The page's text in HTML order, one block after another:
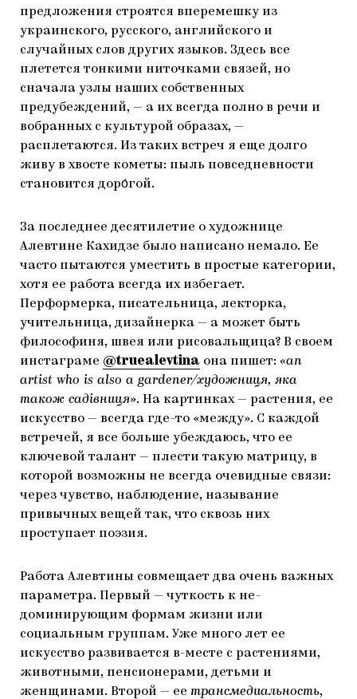
предложения строятся вперемешку из
украинского, русского, английского и
случайных слов других языков. Здесь все
плетется тонкими ниточками связей, но
сначала узлы наших собственных
предубеждений, — а их всегда полно в речи и
вобранных с культурой образах, —
расплетаются. Из таких встреч я еще долго
живу в хвосте кометы: пыль повседневности
становится доро́гой.
За последнее десятилетие о художнице
Алевтине Кахидзе было написано немало. Ее
часто пытаются уместить в простые категории,
хотя ее работа всегда их избегает.
Перформерка, писательница, лекторка,
учительница, дизайнерка — а может быть
философиня, швея или рисовальщица? В своем
инстаграме @truealevtina она пишет: «an
artist who is also a gardener/художниця, яка
також садівниця». На картинках — растения, ее
искусство — всегда где-то «между». С каждой
встречей, я все больше убеждаюсь, что ее
ключевой талант — плести такую матрицу, в
которой возможны не всегда очевидные связи:
через чувство, наблюдение, называние
привычных вещей так, что сквозь них
проступает поэзия.
Работа Алевтины совмещает два очень важных
параметра. Первый — чуткость к не-
доминирующим формам жизни или
социальным группам. Уже много лет ее
искусство развивается в-месте с растениями,
животными, пенсионерами, детьми и
женщинами. Второй — ее трансмедиальность,